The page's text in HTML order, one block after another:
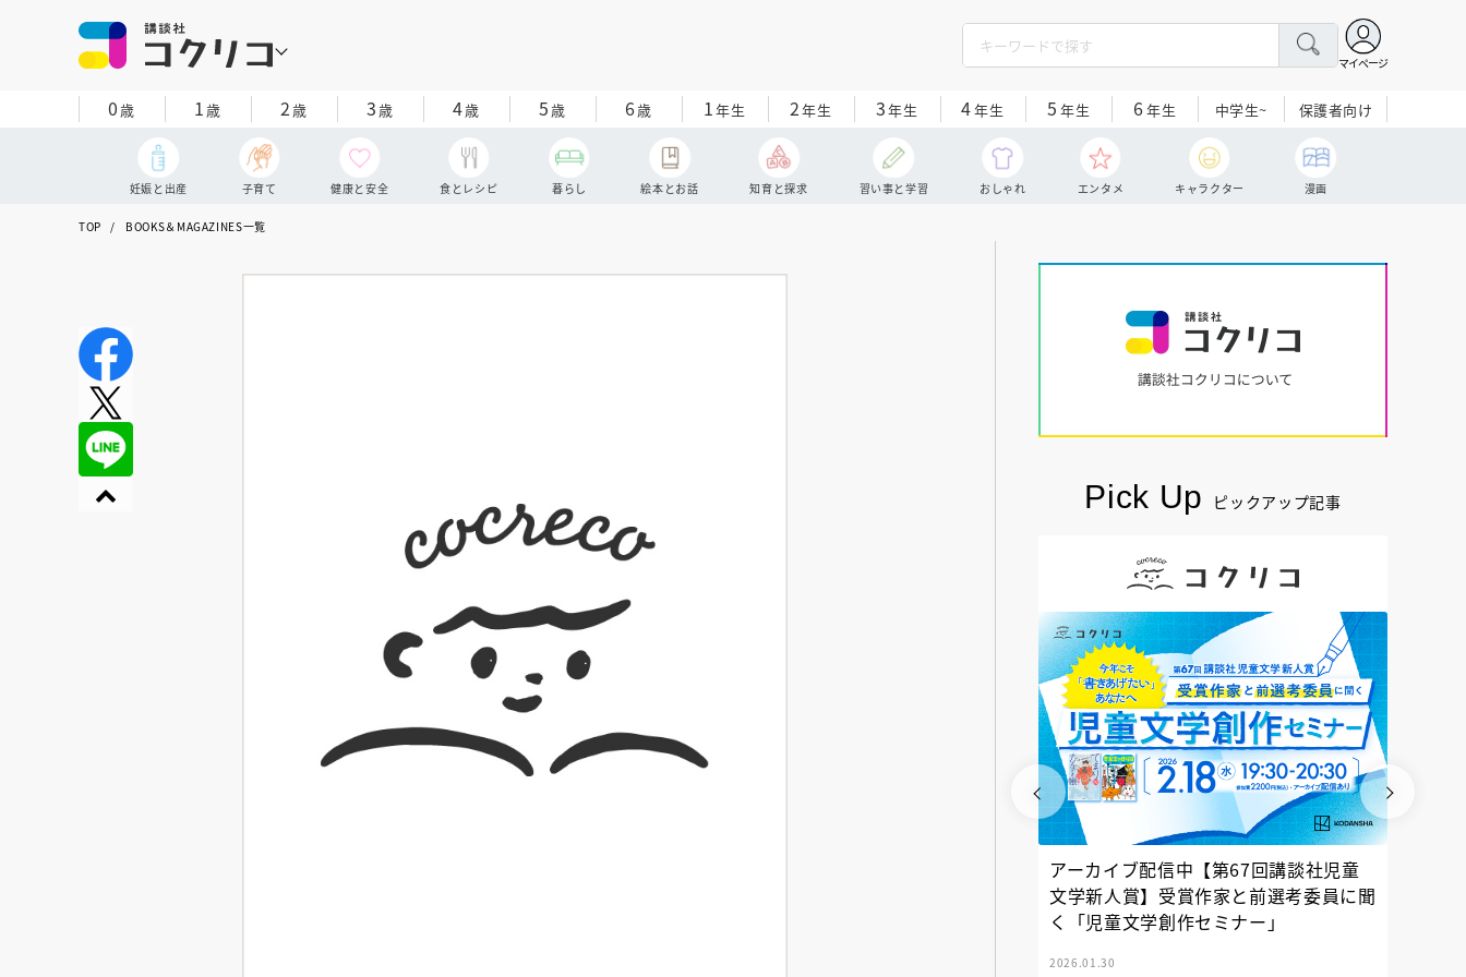
マイページ
0歳 1歳 2歳 3歳 4歳 5歳 6歳 1年生 2年生 3年生 4年生 5 年生 6年生 中学生~ 保護者向け
妊娠と出産 子育て 健康と安全 食とレシピ 暮らし 絵本とお話 知育と探求 習い事と学習 おしゃれ エンタメ キャラクター 漫画
TOP BOOKS＆MAGAZINES一覧
Pick Up ピックアップ記事
アーカイブ配信中【第67回講談社児童
文学新人賞】受賞作家と前選考委員に聞
く「児童文学創作セミナー」
2026.01.30